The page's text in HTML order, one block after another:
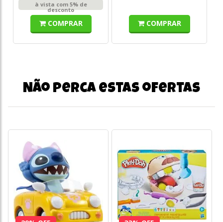
à vista com 5% de
desconto
COMPRAR COMPRAR
Não perca estas ofertas